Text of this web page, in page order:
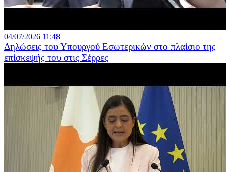
04/07/2026 11:48
Δηλώσεις του Υπουργού Εσωτερικών στο πλαίσιο της
επίσκεψής του στις Σέρρες